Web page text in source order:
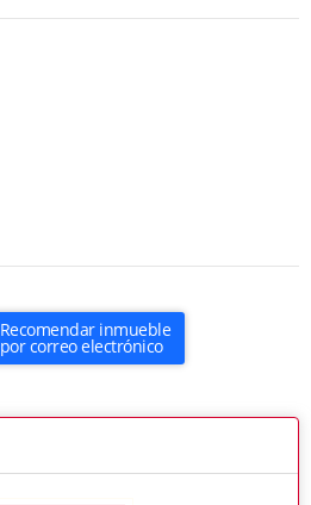
Recomendar inmueble
por correo electrónico